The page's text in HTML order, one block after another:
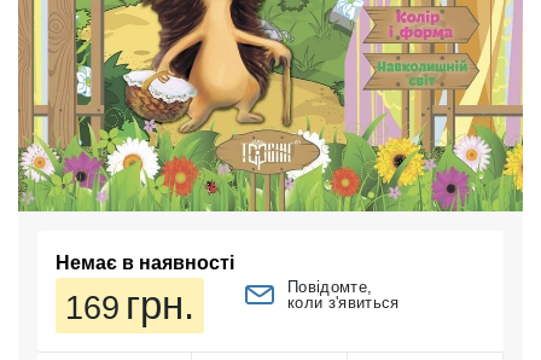
Немає в наявності
169 грн.
Повідомте,
коли з'явиться